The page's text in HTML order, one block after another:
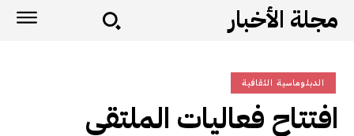
مجلة الأخبار
الدبلوماسية الثقافية
افتتاح فعاليات الملتقى